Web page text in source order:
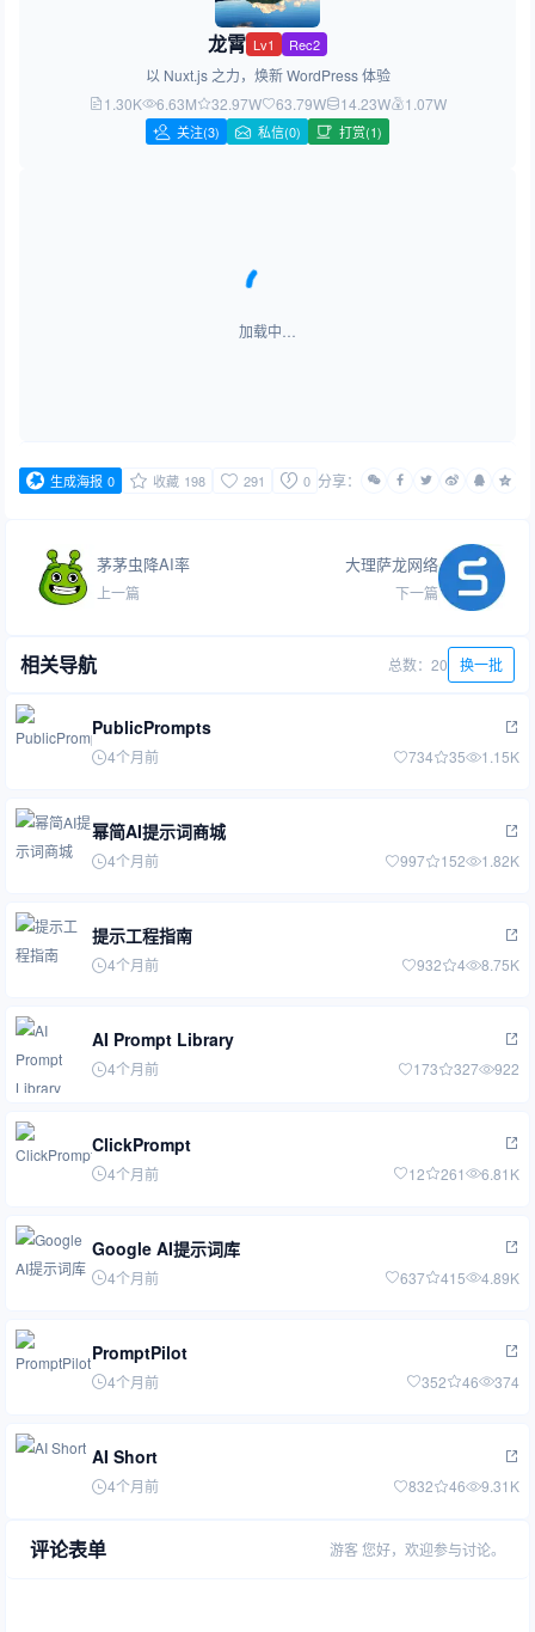
龙霄 Lv1 Rec2
以 Nuxt.js 之力，焕新 WordPress 体验
1.30K
6.63M 32.97W 63.79W 14.23W 1.07W
关注(3) 私信(0) 打赏(1)
加载中…
生成海报 0 收藏 198 291 0 分享：
茅茅虫降AI率
上一篇
大理萨龙网络
下一篇
相关导航 总数：20 换一批
PublicPrompts
4个月前 734 35 1.15K
幂简AI提示词商城
4个月前 997 152 1.82K
提示工程指南
4个月前 932 4 8.75K
AI Prompt Library
4个月前 173 327 922
ClickPrompt
4个月前 12 261 6.81K
Google AI提示词库
4个月前 637 415 4.89K
PromptPilot
4个月前 352 46 374
AI Short
4个月前 832 46 9.31K
评论表单 游客 您好，欢迎参与讨论。